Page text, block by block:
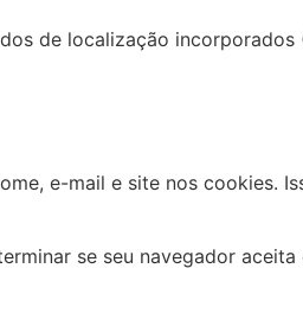
de localização
e-mail e site nos cookies.
se seu navegador